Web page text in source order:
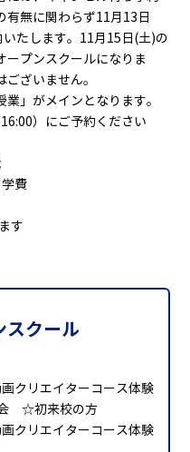
有無に関わらず11月13日
たします。11月15日(土)の
ープンスクールになりま
ざいません。
」がメインとなります。
）にご予約ください
費
す
スクール
クリエイターコース体験
☆初来校の方
クリエイターコース体験